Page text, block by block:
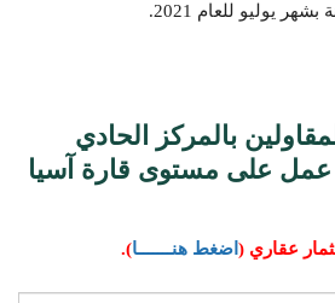
بالمركز الحادي
على مستوى قارة آسيا
عقاري ( اضغط هنـــــــا).